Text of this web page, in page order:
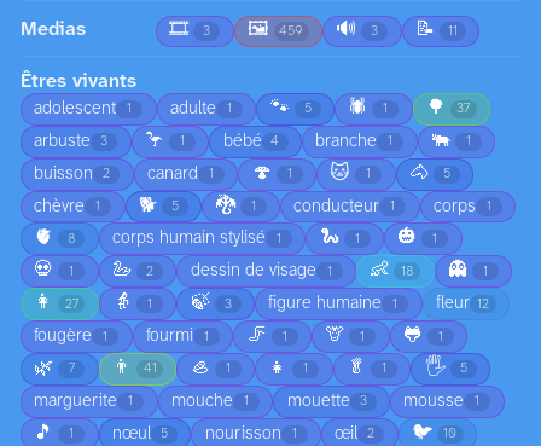
Medias 🎞️ 3 🖼️ 459 🔊 3 📝 11
Êtres vivants
adolescent 1 adulte 1 🐾 5 🕷️ 1 🌳 37
arbuste 3 🦩 1 bébé 4 branche 1 🐃 1
buisson 2 canard 1 🍄 1 🐱 1 🐴 5
chèvre 1 🐕 5 🐉 1 conducteur 1 corps 1
🫀 8 corps humain stylisé 1 🐍 1 🎃 1
💀 1 🦢 2 dessin de visage 1 👶 18 👻 1
👩 27 👵 1 🍃 3 figure humaine 1 fleur 12
fougère 1 fourmi 1 🦵 1 🦒 1 🐸 1
🌿 7 👨 41 🦪 1 👧 1 🥬 1 🖐️ 5
marguerite 1 mouche 1 mouette 3 mousse 1
🎵 1 nœul 5 nourisson 1 œil 2 🐦 10